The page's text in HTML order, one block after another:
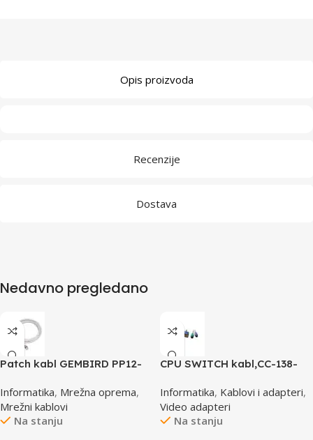
Opis proizvoda
Recenzije
Dostava
Nedavno pregledano
Patch kabl GEMBIRD PP12-
Informatika, Mrežna oprema,
Mrežni kablovi
Na stanju
CPU SWITCH kabl,CC-138-
Informatika, Kablovi i adapteri,
Video adapteri
Na stanju